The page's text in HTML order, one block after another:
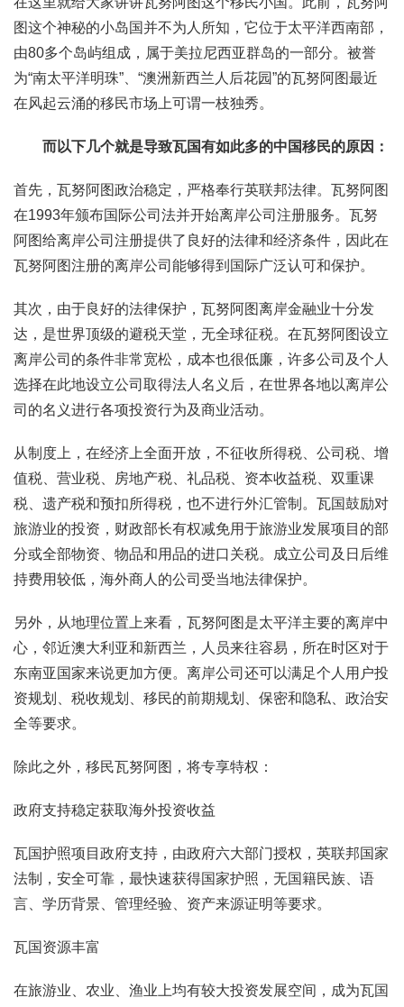
图这个神秘的小岛国并不为人所知，它位于太平洋西南部，
由80多个岛屿组成，属于美拉尼西亚群岛的一部分。被誉
为“南太平洋明珠”、“澳洲新西兰人后花园”的瓦努阿图最近
在风起云涌的移民市场上可谓一枝独秀。
而以下几个就是导致瓦国有如此多的中国移民的原因：
首先，瓦努阿图政治稳定，严格奉行英联邦法律。瓦努阿图
在1993年颁布国际公司法并开始离岸公司注册服务。瓦努
阿图给离岸公司注册提供了良好的法律和经济条件，因此在
瓦努阿图注册的离岸公司能够得到国际广泛认可和保护。
其次，由于良好的法律保护，瓦努阿图离岸金融业十分发
达，是世界顶级的避税天堂，无全球征税。在瓦努阿图设立
离岸公司的条件非常宽松，成本也很低廉，许多公司及个人
选择在此地设立公司取得法人名义后，在世界各地以离岸公
司的名义进行各项投资行为及商业活动。
从制度上，在经济上全面开放，不征收所得税、公司税、增
值税、营业税、房地产税、礼品税、资本收益税、双重课
税、遗产税和预扣所得税，也不进行外汇管制。瓦国鼓励对
旅游业的投资，财政部长有权减免用于旅游业发展项目的部
分或全部物资、物品和用品的进口关税。成立公司及日后维
持费用较低，海外商人的公司受当地法律保护。
另外，从地理位置上来看，瓦努阿图是太平洋主要的离岸中
心，邻近澳大利亚和新西兰，人员来往容易，所在时区对于
东南亚国家来说更加方便。离岸公司还可以满足个人用户投
资规划、税收规划、移民的前期规划、保密和隐私、政治安
全等要求。
除此之外，移民瓦努阿图，将专享特权：
政府支持稳定获取海外投资收益
瓦国护照项目政府支持，由政府六大部门授权，英联邦国家
法制，安全可靠，最快速获得国家护照，无国籍民族、语
言、学历背景、管理经验、资产来源证明等要求。
瓦国资源丰富
在旅游业、农业、渔业上均有较大投资发展空间，成为瓦国